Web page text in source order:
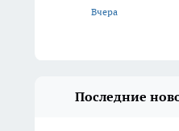
Вчера
Последние